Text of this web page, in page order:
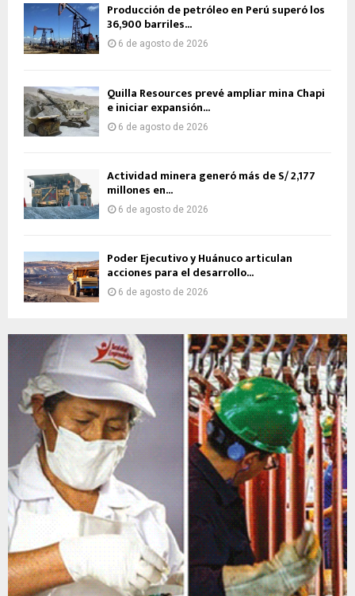
Producción de petróleo en Perú superó los
36,900 barriles...
6 de agosto de 2026
Quilla Resources prevé ampliar mina Chapi
e iniciar expansión...
6 de agosto de 2026
Actividad minera generó más de S/ 2,177
millones en...
6 de agosto de 2026
Poder Ejecutivo y Huánuco articulan
acciones para el desarrollo...
6 de agosto de 2026